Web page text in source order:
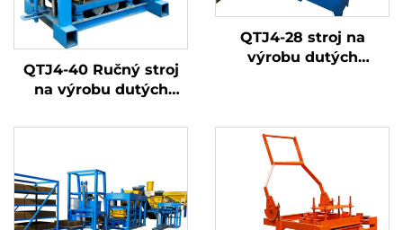
QTJ4-40 Ručný stroj
na výrobu dutých
QTJ4-28 stroj na
výrobu dutých